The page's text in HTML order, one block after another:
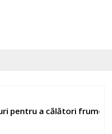
pentru a călători frumos